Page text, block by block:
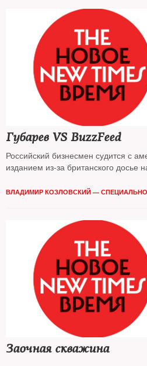
Губарев VS BuzzFeed
Российский бизнесмен судится с
изданием из-за британского досье
ВЛАДИМИР КОЗЛОВСКИЙ — СПЕЦИАЛЬНО
Заочная скважина